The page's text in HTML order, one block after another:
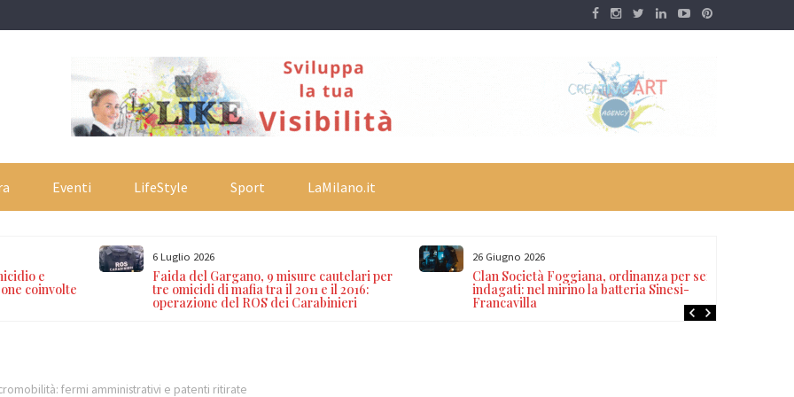
Eventi LifeStyle Sport LaMilano.it
e
coinvolte
6 Luglio 2026
Faida del Gargano, 9 misure cautelari per
tre omicidi di mafia tra il 2011 e il 2016:
operazione del ROS dei Carabinieri
26 Giugno 2026
Clan Società Foggiana, ordinanza per sei
indagati: nel mirino la batteria Sinesi-
Francavilla
fermi amministrativi e patenti ritirate